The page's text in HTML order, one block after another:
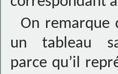
On remarque
un tableau
parce qu’il